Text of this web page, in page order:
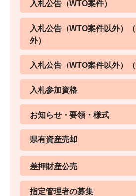
入札公告（WTO案件）
入札公告（WTO案件以外）
外）
入札公告（WTO案件以外）（
入札参加資格
お知らせ・要領・様式
県有資産売却
差押財産公売
指定管理者の募集